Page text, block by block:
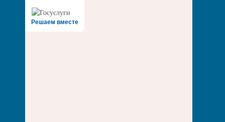
Решаем вместе